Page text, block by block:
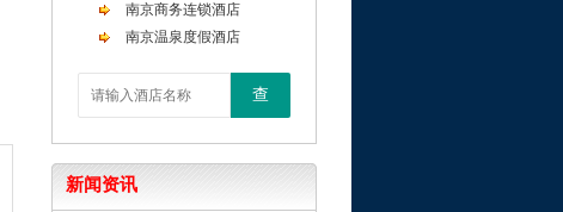
南京商务连锁酒店
南京温泉度假酒店
查
新闻资讯